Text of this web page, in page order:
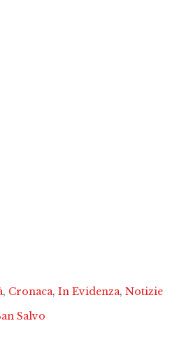
, Cronaca, In Evidenza, Notizie
Salvo